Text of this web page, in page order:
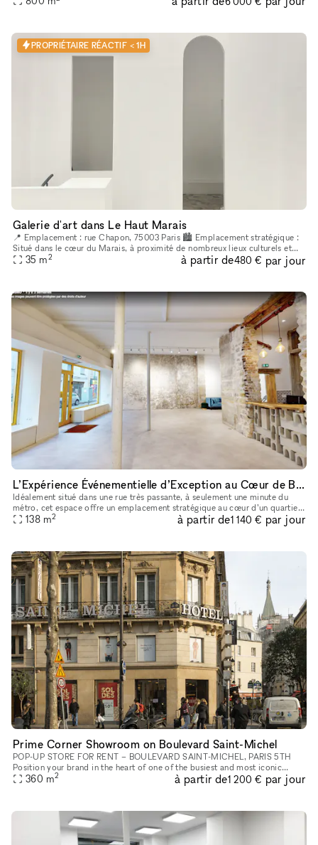
PROPRIÉTAIRE RÉACTIF < 1H
Galerie d'art dans Le Haut Marais
📍 Emplacement : rue Chapon, 75003 Paris 🏙 Emplacement stratégique :
Situé dans le cœur du Marais, à proximité de nombreux lieux culturels et
artistiques. Un espace créatif indépendant, situé au cœur
35 m2 à partir de480 € par jour
L’Expérience Événementielle d’Exception au Cœur de Bastille
Idéalement situé dans une rue très passante, à seulement une minute du
métro, cet espace offre un emplacement stratégique au cœur d’un quartier
dynamique et recherché. La boutique de 90 m² bénéficie
138 m2 à partir de1 140 € par jour
Prime Corner Showroom on Boulevard Saint-Michel
POP-UP STORE FOR RENT – BOULEVARD SAINT-MICHEL, PARIS 5TH
Position your brand in the heart of one of the busiest and most iconic
locations on Paris’s Left Bank. This retail space enjoys a prime loc
360 m2 à partir de1 200 € par jour